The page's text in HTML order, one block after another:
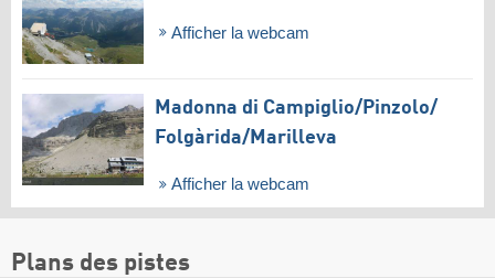
Afficher la webcam
Madonna di Campiglio/​Pinzolo/​
Folgàrida/​Marilleva
Afficher la webcam
Plans des pistes